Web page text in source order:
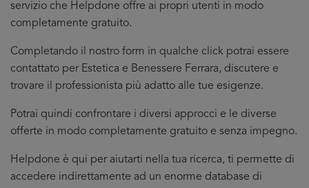
servizio che Helpdone offre ai propri utenti in modo
completamente gratuito.
Completando il nostro form in qualche click potrai essere
contattato per Estetica e Benessere Ferrara, discutere e
trovare il professionista più adatto alle tue esigenze.
Potrai quindi confrontare i diversi approcci e le diverse
offerte in modo completamente gratuito e senza impegno.
Helpdone è qui per aiutarti nella tua ricerca, ti permette di
accedere indirettamente ad un enorme database di